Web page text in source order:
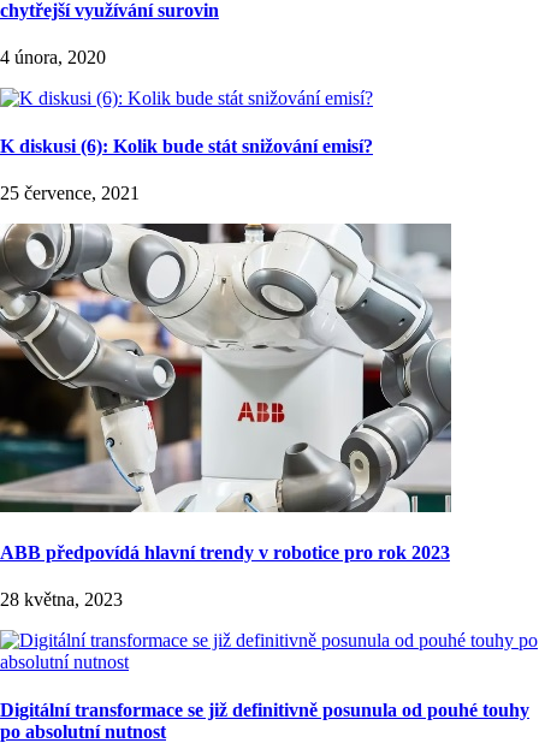
chytřejší využívání surovin
4 února, 2020
K diskusi (6): Kolik bude stát snižování emisí?
25 července, 2021
ABB předpovídá hlavní trendy v robotice pro rok 2023
28 května, 2023
Digitální transformace se již definitivně posunula od pouhé touhy
po absolutní nutnost